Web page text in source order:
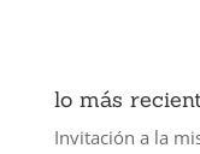
lo más
Invitación a la